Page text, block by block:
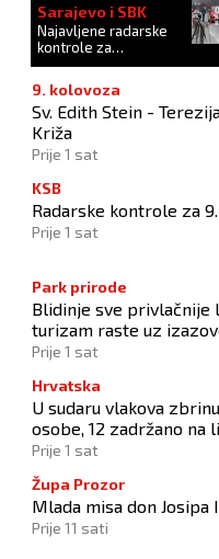
Sarajevo i SBK
Najavljene radarske
kontrole za
27.10.2024.
9. kolovoza
Sv. Edith Stein -
Križa
Prije 1 sat
KSB
Radarske kontrole za
Prije 1 sat
Park prirode
Blidinje sve privlačnije
turizam raste uz
prirode
Prije 1 sat
Hrvatska
U sudaru vlakova
osobe, 12 zadržano na
Prije 1 sat
Župa Prozor
Mlada misa don Josipa
Prije 11 sati